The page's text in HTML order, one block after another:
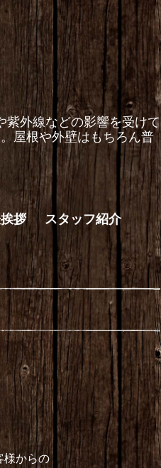
紫外線などの影響を受けて
屋根や外壁はもちろん普
拶 スタッフ紹介
様からの